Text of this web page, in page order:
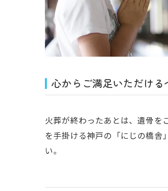
心からご満足いただける
火葬が終わったあとは、遺骨を
を手掛ける神戸の「にじの橋舎
い。